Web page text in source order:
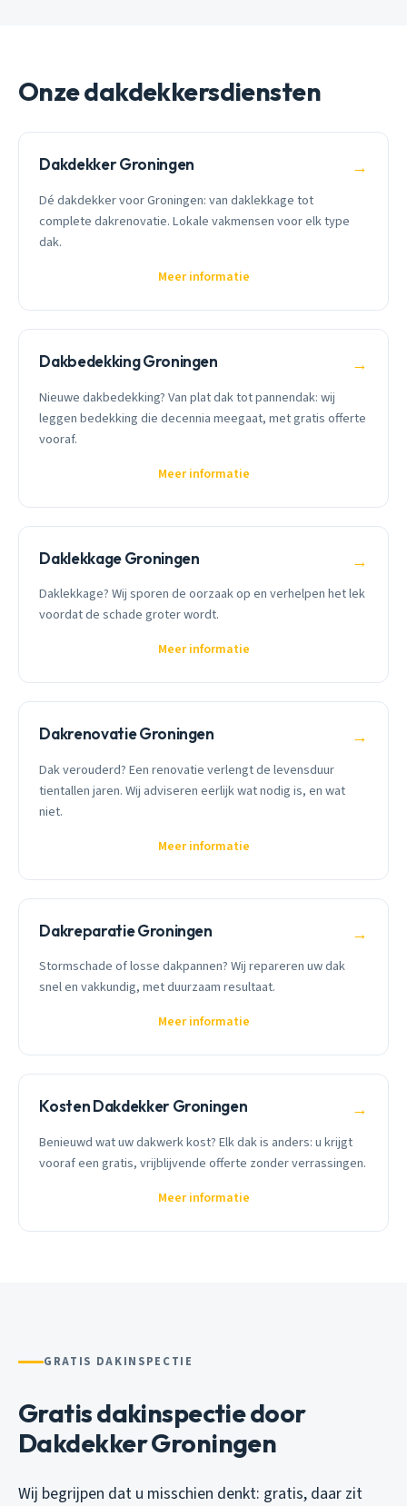
Onze dakdekkersdiensten
Dakdekker Groningen →
Dé dakdekker voor Groningen: van daklekkage tot
complete dakrenovatie. Lokale vakmensen voor elk type
dak.
Meer informatie
Dakbedekking Groningen →
Nieuwe dakbedekking? Van plat dak tot pannendak: wij
leggen bedekking die decennia meegaat, met gratis offerte
vooraf.
Meer informatie
Daklekkage Groningen →
Daklekkage? Wij sporen de oorzaak op en verhelpen het lek
voordat de schade groter wordt.
Meer informatie
Dakrenovatie Groningen →
Dak verouderd? Een renovatie verlengt de levensduur
tientallen jaren. Wij adviseren eerlijk wat nodig is, en wat
niet.
Meer informatie
Dakreparatie Groningen →
Stormschade of losse dakpannen? Wij repareren uw dak
snel en vakkundig, met duurzaam resultaat.
Meer informatie
Kosten Dakdekker Groningen →
Benieuwd wat uw dakwerk kost? Elk dak is anders: u krijgt
vooraf een gratis, vrijblijvende offerte zonder verrassingen.
Meer informatie
GRATIS DAKINSPECTIE
Gratis dakinspectie door
Dakdekker Groningen
Wij begrijpen dat u misschien denkt: gratis, daar zit